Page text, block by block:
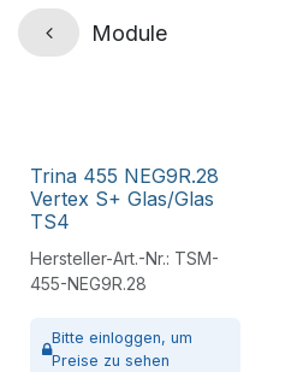
Module
Trina 455 NEG9R.28
Vertex S+ Glas/Glas
TS4
Hersteller-Art.-Nr.: TSM-
455-NEG9R.28
Bitte einloggen, um
Preise zu sehen